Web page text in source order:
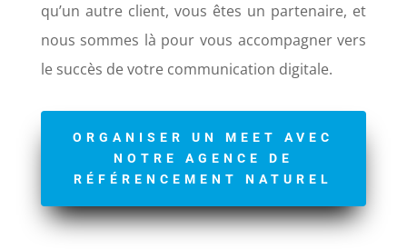
qu’un autre client, vous êtes un partenaire, et
nous sommes là pour vous accompagner vers
le succès de votre communication digitale.
ORGANISER UN MEET AVEC
NOTRE AGENCE DE
RÉFÉRENCEMENT NATUREL